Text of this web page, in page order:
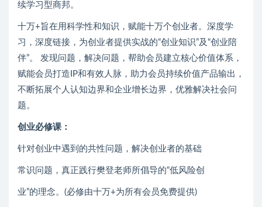
续学习型商邦。
十万+旨在用科学性和知识，赋能十万个创业者。深度学
习，深度链接，为创业者提供实战的“创业知识”及“创业陪
伴”。 发现问题，解决问题，帮助会员建立核心价值体系，
赋能会员打造IP和有效人脉，助力会员持续价值产品输出，
不断拓展个人认知边界和企业增长边界，优雅解决社会问
题。
创业必修课：
针对创业中遇到的共性问题，解决创业者的基础
常识问题，真正践行樊登老师所倡导的“低风险创
业”的理念。(必修由十万+为所有会员免费提供)